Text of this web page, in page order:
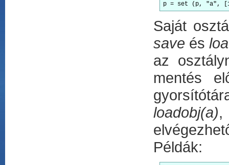
p = set (p, "a",
Saját
save és
az
mentés
loadobj(a),
Példák: